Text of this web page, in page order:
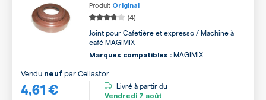
Produit Original
(4)
Joint pour Cafetière et expresso / Machine à
café MAGIMIX
Marques compatibles : MAGIMIX
4,61 €
Vendu neuf parCellastor
Livré à partir du
Vendredi 7 août